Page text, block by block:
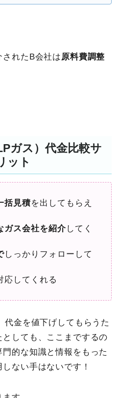
れたB会社は 原料費調整
ガス）代金比較サ
ット
括見積を出してもらえ
ガス会社を紹介してく
しっかりフォローして
応してくれる
代金を値下げしてもらうた
しても、ここまでするの
的な知識と情報をもった
ない手はないです！